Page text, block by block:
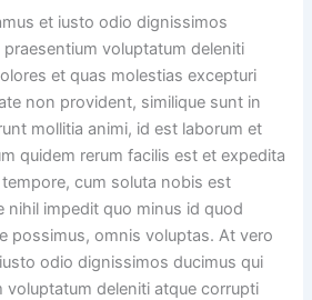
et iusto odio dignissimos
voluptatum deleniti
et quas molestias excepturi
non provident, similique sunt in
mollitia animi, id est laborum et
quidem rerum facilis est et expedita
cum soluta nobis est
nihil impedit quo minus id quod
possimus, omnis voluptas. At vero
odio dignissimos ducimus qui
voluptatum deleniti atque corrupti